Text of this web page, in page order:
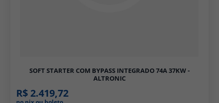
SOFT STARTER COM BYPASS INTEGRADO 74A 37KW -
ALTRONIC
R$ 2.419,72